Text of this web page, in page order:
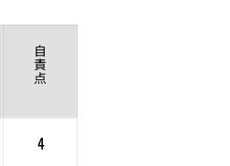
自
責
点
4